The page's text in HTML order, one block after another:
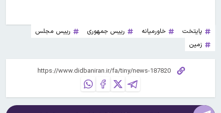
پایتخت خاورمیانه رییس جمهوری
رییس مجلس
زمین